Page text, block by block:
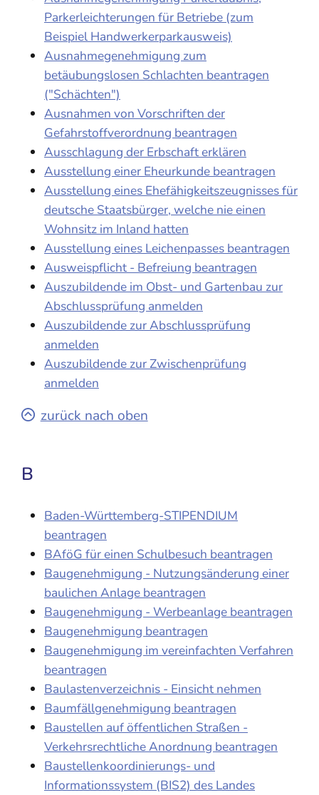
Parkerleichterungen für Betriebe (zum
Beispiel Handwerkerparkausweis)
Ausnahmegenehmigung zum
betäubungslosen Schlachten beantragen
("Schächten")
Ausnahmen von Vorschriften der
Gefahrstoffverordnung beantragen
Ausschlagung der Erbschaft erklären
Ausstellung einer Eheurkunde beantragen
Ausstellung eines Ehefähigkeitszeugnisses für
deutsche Staatsbürger, welche nie einen
Wohnsitz im Inland hatten
Ausstellung eines Leichenpasses beantragen
Ausweispflicht - Befreiung beantragen
Auszubildende im Obst- und Gartenbau zur
Abschlussprüfung anmelden
Auszubildende zur Abschlussprüfung
anmelden
Auszubildende zur Zwischenprüfung
anmelden
zurück nach oben
B
Baden-Württemberg-STIPENDIUM
beantragen
BAföG für einen Schulbesuch beantragen
Baugenehmigung - Nutzungsänderung einer
baulichen Anlage beantragen
Baugenehmigung - Werbeanlage beantragen
Baugenehmigung beantragen
Baugenehmigung im vereinfachten Verfahren
beantragen
Baulastenverzeichnis - Einsicht nehmen
Baumfällgenehmigung beantragen
Baustellen auf öffentlichen Straßen -
Verkehrsrechtliche Anordnung beantragen
Baustellenkoordinierungs- und
Informationssystem (BIS2) des Landes